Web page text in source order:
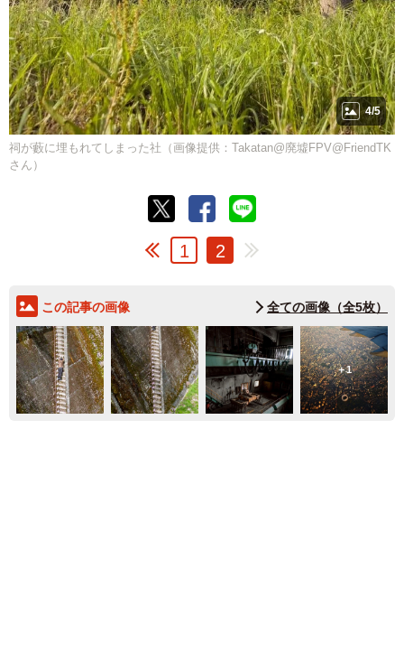
4/5
祠が藪に埋もれてしまった社（画像提供：Takatan@廃墟FPV@FriendTK
さん）
1 2
この記事の画像 全ての画像（全5枚）
1